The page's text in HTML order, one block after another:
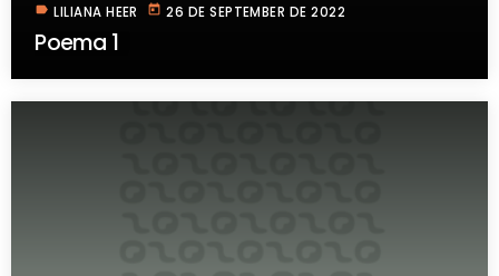
label LILIANA HEER today 26 DE SEPTEMBER DE 2022
Poema 1